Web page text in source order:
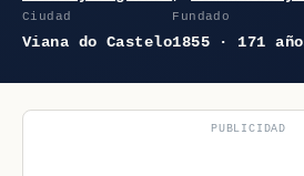
Ciudad
Viana do Castelo
Fundado
1855 · 171
PUBLICIDAD